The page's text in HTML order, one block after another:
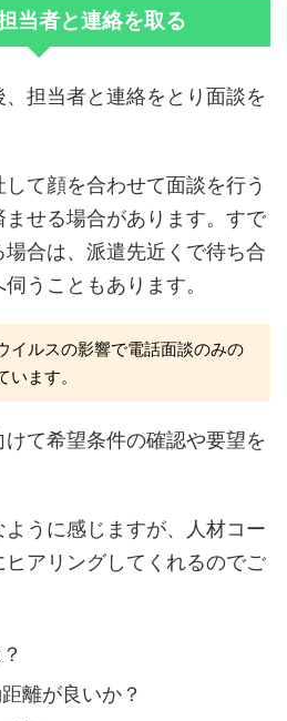
当者と連絡を取る
担当者と連絡をとり面談を
て顔を合わせて面談を行う
せる場合があります。すで
合は、派遣先近くで待ち合
うこともあります。
イルスの影響で電話面談のみの
ます。
て希望条件の確認や要望を
うに感じますが、人材コー
アリングしてくれるのでご
離が良いか？